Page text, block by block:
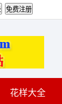
花样大全